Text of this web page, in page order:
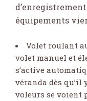
équipements
Volet roulant
volet manuel et
s’active
véranda dès qu’il
voleurs se voient